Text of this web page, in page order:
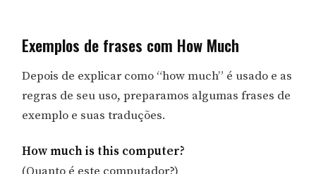
Exemplos de frases com How Much
Depois de explicar como “how much” é usado e as
regras de seu uso, preparamos algumas frases de
exemplo e suas traduções.
How much is this computer?